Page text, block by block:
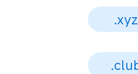
.xyz